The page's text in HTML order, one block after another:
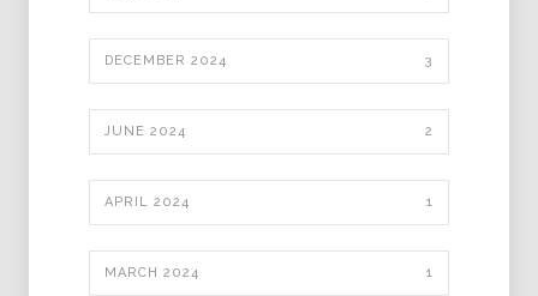
DECEMBER 2024 3
JUNE 2024 2
APRIL 2024 1
MARCH 2024 1